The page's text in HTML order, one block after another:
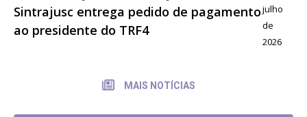
Sintrajusc entrega pedido de pagamento
ao presidente do TRF4
julho
de
2026
MAIS NOTÍCIAS